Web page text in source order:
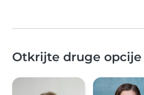
Otkrijte druge opcije